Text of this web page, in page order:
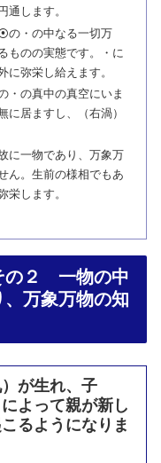
通します。
・の中なる一切万
ものの実態です。・に
に弥栄し給えます。
・の真中の真空にいま
に居ますし、（右渦）
に一物であり、万象万
ん。生前の様相でもあ
栄します。
２ 一物の中
万象万物の知
が生れ、子
よって親が新し
るようになりま